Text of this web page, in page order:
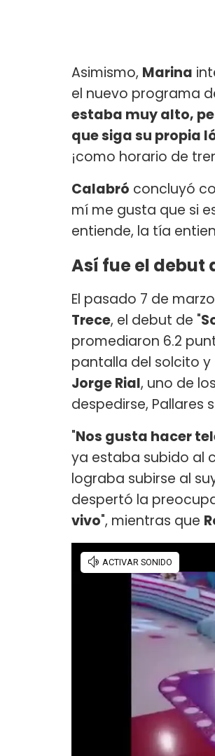
Asimismo, Marina
el nuevo programa
estaba muy alto,
que siga su propia
¡como horario de
Calabró concluyó
mí me gusta que si
entiende, la tía
Así fue el debut
El pasado 7 de
Trece, el debut de "
promediaron 6.2
pantalla del solcito
Jorge Rial, uno de
despedirse, Pallares
"Nos gusta hacer
ya estaba subido al
lograba subirse al
despertó la
vivo", mientras que